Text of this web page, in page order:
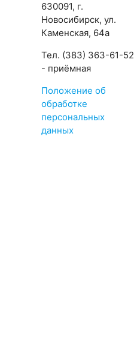
630091, г.
Новосибирск, ул.
Каменская, 64а
Тел. (383) 363-61-52
- приёмная
Положение об
обработке
персональных
данных